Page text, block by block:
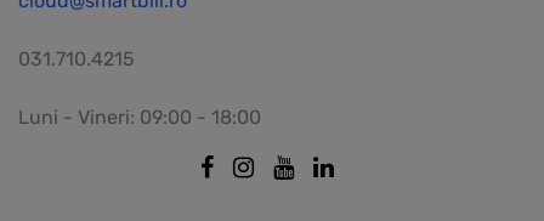
031.710.4215
Luni - Vineri: 09:00 - 18:00